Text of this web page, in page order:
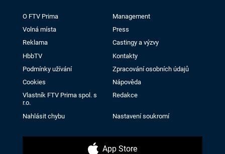
O FTV Prima
Management
Volná místa
Press
Reklama
Castingy a výzvy
HbbTV
Kontakty
Podmínky užívání
Zpracování osobních údajů
Cookies
Nápověda
Vlastník FTV Prima spol. s
r.o.
Redakce
Nahlásit chybu Nastavení soukromí
App Store